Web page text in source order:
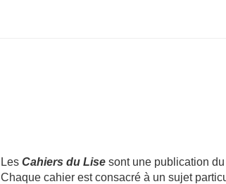
Les Cahiers du Lisesont une publication du
Chaque cahier est consacré à un sujet